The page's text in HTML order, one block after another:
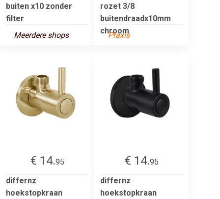
buiten x10 zonder
filter
Meerdere shops
rozet 3/8
buitendraadx10mm
chroom
Praxis
€ 14.95
differnz
hoekstopkraan
€ 14.95
differnz
hoekstopkraan